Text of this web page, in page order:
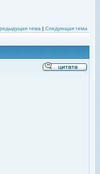
тема | Следующая тема